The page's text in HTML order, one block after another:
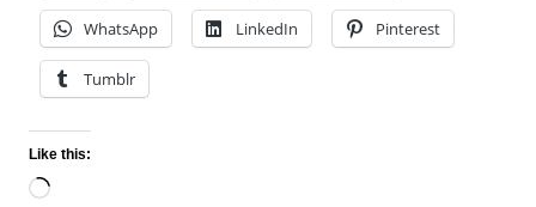
WhatsApp LinkedIn Pinterest
Tumblr
Like this:
Loading…